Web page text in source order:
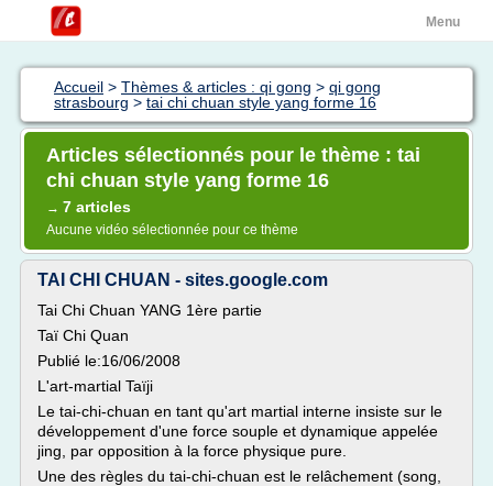
Menu
Accueil > Thèmes & articles : qi gong > qi gong
strasbourg > tai chi chuan style yang forme 16
Articles sélectionnés pour le thème : tai
chi chuan style yang forme 16
→ 7 articles
Aucune vidéo sélectionnée pour ce thème
TAI CHI CHUAN - sites.google.com
Tai Chi Chuan YANG 1ère partie
Taï Chi Quan
Publié le:16/06/2008
L'art-martial Taïji
Le tai-chi-chuan en tant qu'art martial interne insiste sur le
développement d'une force souple et dynamique appelée
jing, par opposition à la force physique pure.
Une des règles du tai-chi-chuan est le relâchement (song,